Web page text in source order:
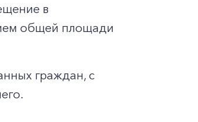
в
общей площади
граждан, с